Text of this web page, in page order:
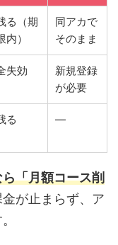
る（期
内）
同アカで
そのまま
失効
新規登録
が必要
る —
「月額コース削
が止まらず、ア